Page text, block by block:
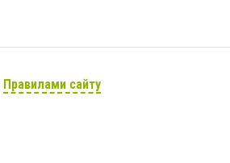
Правилами сайту